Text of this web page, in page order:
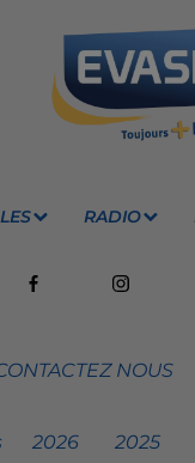
RADIO
NOUS
2026 2025